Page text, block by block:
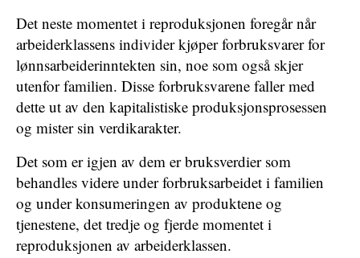
Det neste momentet i reproduksjonen foregår når
arbeiderklassens individer kjøper forbruksvarer for
lønnsarbeiderinntekten sin, noe som også skjer
utenfor familien. Disse forbruksvarene faller med
dette ut av den kapitalistiske produksjonsprosessen
og mister sin verdikarakter.
Det som er igjen av dem er bruksverdier som
behandles videre under forbruksarbeidet i familien
og under konsumeringen av produktene og
tjenestene, det tredje og fjerde momentet i
reproduksjonen av arbeiderklassen.